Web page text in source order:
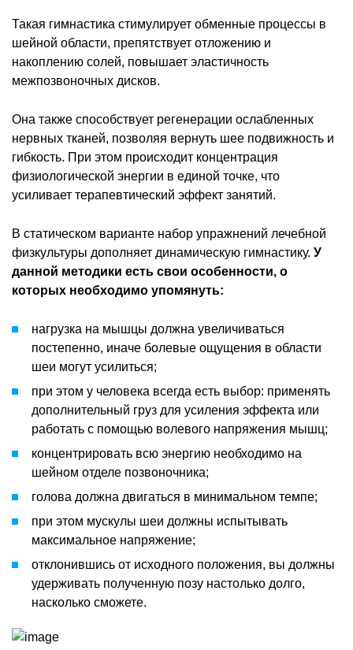
Такая гимнастика стимулирует обменные процессы в
шейной области, препятствует отложению и
накоплению солей, повышает эластичность
межпозвоночных дисков.
Она также способствует регенерации ослабленных
нервных тканей, позволяя вернуть шее подвижность и
гибкость. При этом происходит концентрация
физиологической энергии в единой точке, что
усиливает терапевтический эффект занятий.
В статическом варианте набор упражнений лечебной
физкультуры дополняет динамическую гимнастику. У
данной методики есть свои особенности, о
которых необходимо упомянуть:
нагрузка на мышцы должна увеличиваться
постепенно, иначе болевые ощущения в области
шеи могут усилиться;
при этом у человека всегда есть выбор: применять
дополнительный груз для усиления эффекта или
работать с помощью волевого напряжения мышц;
концентрировать всю энергию необходимо на
шейном отделе позвоночника;
голова должна двигаться в минимальном темпе;
при этом мускулы шеи должны испытывать
максимальное напряжение;
отклонившись от исходного положения, вы должны
удерживать полученную позу настолько долго,
насколько сможете.